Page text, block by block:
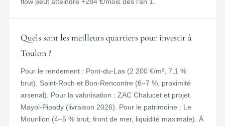
Quels sont les meilleurs quartiers pour investir à
Toulon ?
Pour le rendement : Pont-du-Las (2 200 €/m², 7,1 %
brut), Saint-Roch et Bon-Rencontre (6–7 %, proximité
arsenal). Pour la valorisation : ZAC Chalucet et projet
Mayol-Pipady (livraison 2026). Pour le patrimoine : Le
Mourillon (4–5 % brut, front de mer, liquidité maximale). À